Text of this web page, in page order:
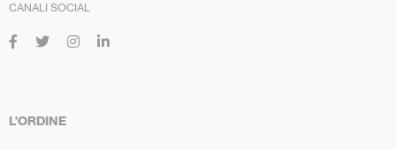
CANALI SOCIAL
L’ORDINE